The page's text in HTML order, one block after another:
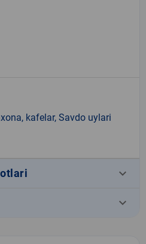
kafelar, Savdo uylari
keyboard_arrow_down
keyboard_arrow_down